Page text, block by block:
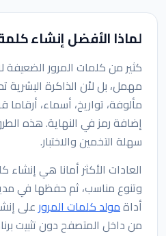
لماذا الأفضل إنشاء كلمة
كثير من كلمات المرور
مهمل، بل لأن الذاكرة
مألوفة، تواريخ، أسماء، أرقاما
إضافة رمز في النهاية. هذه
سهلة التخمين والاختبار.
العادات الأكثر أمانا هي
وتنوع مناسب، ثم حفظها في
أداةمولد كلمات المرور على
من داخل المتصفح دون تثبيت